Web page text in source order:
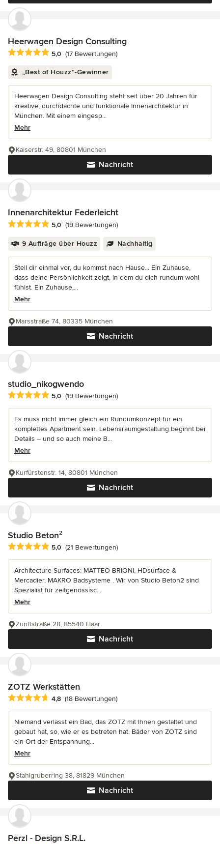
Heerwagen Design Consulting
Durchschnittliche Bewertung: 5 von 5 Sternen
5,0 (17 Bewertungen)
„Best of Houzz“-Gewinner
Heerwagen Design Consulting steht seit über 20 Jahren für
kreative, durchdachte und funktionale Innenarchitektur in
München. Mit einem eingesp...
Mehr
Nachricht
Kaiserstr. 49, 80801 München
Innenarchitektur Federleicht
Durchschnittliche Bewertung: 5 von 5 Sternen
5,0 (19 Bewertungen)
9 Aufträge über Houzz Nachhaltig
Stell dir einmal vor, du kommst nach Hause... Ein Zuhause,
dass deine Persönlichkeit zeigt, in dem du dich rundum wohl
fühlst. Ein Zuhause,...
Mehr
Nachricht
Marsstraße 74, 80335 München
studio_nikogwendo
Durchschnittliche Bewertung: 5 von 5 Sternen
5,0 (19 Bewertungen)
Es muss nicht immer gleich ein Rundumkonzept für ein
komplettes Apartment sein. Lebensraumgestaltung beginnt bei
Details – und so auch meine B...
Mehr
Nachricht
Kurfürstenstr. 14, 80801 München
Studio Beton²
Durchschnittliche Bewertung: 5 von 5 Sternen
5,0 (21 Bewertungen)
Architecture Surfaces: MATTEO BRIONI, HDsurface &
Mercadier, MAKRO Badsysteme . Wir von Studio Beton2 sind
Spezialist für zeitgenössisc...
Mehr
Nachricht
Zunftstraße 28, 85540 Haar
ZOTZ Werkstätten
Durchschnittliche Bewertung: 4.8 von 5 Sternen
4,8 (18 Bewertungen)
Niemand verlässt ein Bad, das ZOTZ mit Ihnen gestaltet und
gebaut hat, so, wie er es betreten hat. Bäder von ZOTZ sind
ein Ort der Entspannung...
Mehr
Nachricht
Stahlgruberring 38, 81829 München
Perzl - Design S.R.L.